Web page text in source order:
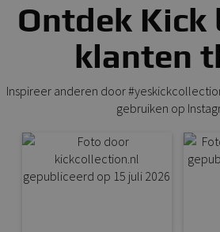
Ontdek Kick
klanten
Inspireer anderen door
gebruiken op